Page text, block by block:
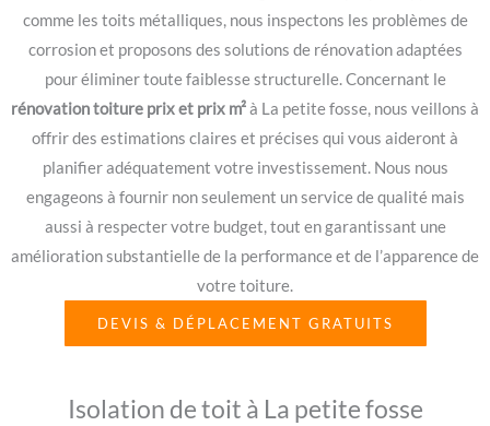
comme les toits métalliques, nous inspectons les problèmes de
corrosion et proposons des solutions de rénovation adaptées
pour éliminer toute faiblesse structurelle. Concernant le
rénovation toiture prix et prix m²à La petite fosse, nous veillons à
offrir des estimations claires et précises qui vous aideront à
planifier adéquatement votre investissement. Nous nous
engageons à fournir non seulement un service de qualité mais
aussi à respecter votre budget, tout en garantissant une
amélioration substantielle de la performance et de l’apparence de
votre toiture.
DEVIS & DÉPLACEMENT GRATUITS
Isolation de toit à La petite fosse